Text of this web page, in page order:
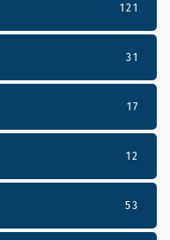
121
31
17
12
53